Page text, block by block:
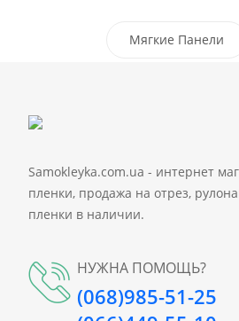
Мягкие Панели
Samokleyka.com.ua - интернет
пленки, продажа на отрез,
пленки в наличии.
НУЖНА ПОМОЩЬ?
(068)985-51-25